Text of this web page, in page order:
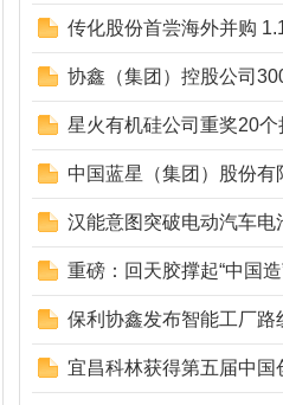
传化股份首尝海外并购
协鑫（集团）控股公司
星火有机硅公司重奖20
中国蓝星（集团）股份
汉能意图突破电动汽车电
重磅：回天胶撑起“中国
保利协鑫发布智能工厂路
宜昌科林获得第五届中